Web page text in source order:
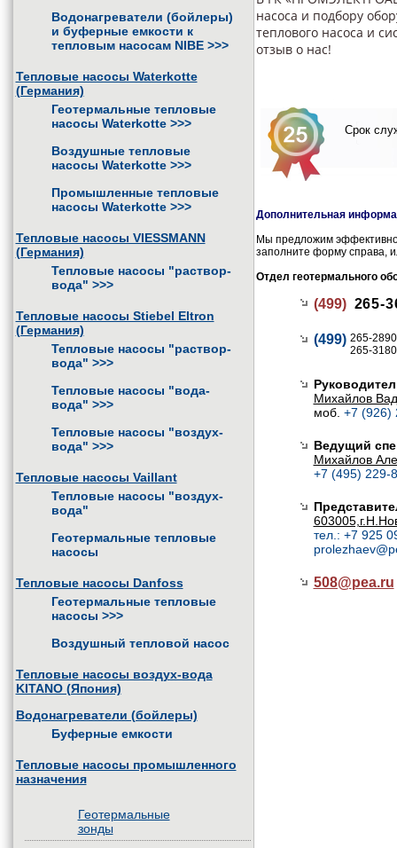
Водонагреватели (бойлеры)
и буферные емкости к
тепловым насосам NIBE >>>
Тепловые насосы Waterkotte
(Германия)
Геотермальные тепловые
насосы Waterkotte >>>
Воздушные тепловые
насосы Waterkotte >>>
Промышленные тепловые
насосы Waterkotte >>>
Тепловые насосы VIESSMANN
(Германия)
Тепловые насосы "раствор-
вода" >>>
Тепловые насосы Stiebel Eltron
(Германия)
Тепловые насосы "раствор-
вода" >>>
Тепловые насосы "вода-
вода" >>>
Тепловые насосы "воздух-
вода" >>>
Тепловые насосы Vaillant
Тепловые насосы "воздух-
вода"
Геотермальные тепловые
насосы
Тепловые насосы Danfoss
Геотермальные тепловые
насосы >>>
Воздушный тепловой насос
Тепловые насосы воздух-вода
KITANO (Япония)
Водонагреватели (бойлеры)
Буферные емкости
Тепловые насосы промышленного
назначения
Геотермальные
зонды
насоса и подбору
теплового насоса и
отзыв о нас!
Срок
Дополнительная
Мы предложим
заполните форму справа,
Отдел геотермального
(499) 265-
(499) 265-2890
265-
Михайлов
моб. +7 (926)
Ведущий
Михайлов
+7 (495) 229-
тел.: +7 925
508@pea.ru